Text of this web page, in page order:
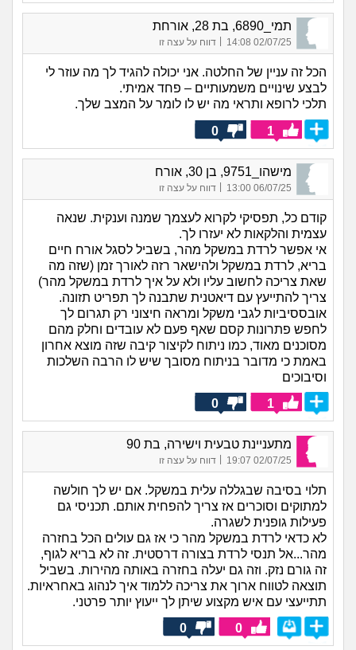
תמי_6890, בת 28, אורחת
02/07/25 14:08 דווח על עצה זו
הכל זה עניין של החלטה. אני יכולה להגיד לך מה עוזר לי
לבצע שינויים משמעותיים – פחד אמיתי.
תלכי לרופא ותראי מה יש לו לומר על המצב שלך.
1
0
מישהו_9751, בן 30, אורח
06/07/25 13:00
| דווח על עצה זו
קודם כל, תפסיקי לקרוא לעצמך שמנה וענקית. שנאה
עצמית והלקאות לא יעזרו לך.
אי אפשר לרדת במשקל מהר, בשביל לסגל אורח חיים
בריא, לרדת במשקל ולהישאר רזה לאורך זמן (שזה מה
שאת צריכה לחשוב עליו ולא על איך לרדת במשקל מהר)
צריך להתייעץ עם דיאטנית שתבנה לך תפריט תזונה.
אובססיביות לגבי משקל ומראה חיצוני רק תגרום לך
לחפש פתרונות קסם שאף פעם לא עובדים וחלק מהם
מסוכנים מאוד, כמו ניתוח לקיצור קיבה שזה מוצא אחרון
באמת כי מדובר בניתוח מסובך שיש לו הרבה השלכות
וסיבוכים
1
0
מתעניינת טבעית וישירה, בת 90
02/07/25 19:07
| דווח על עצה זו
תלוי בסיבה שבגללה עלית במשקל. אם יש לך חולשה
למתוקים וסוכרים אז צריך להפחית אותם. תכניסי גם
פעילות גופנית לשגרה.
לא כדאי לרדת במשקל מהר כי אז גם עולים הכל בחזרה
מהר...אל תנסי לרדת בצורה דרסטית. זה לא בריא לגוף,
זה גורם נזק. וזה גם יעלה בחזרה באותה מהירות. בשביל
תוצאה לטווח ארוך את צריכה ללמוד איך לנהוג באחראיות.
תתייעצי עם איש מקצוע שיתן לך ייעוץ יותר פרטני.
0
0